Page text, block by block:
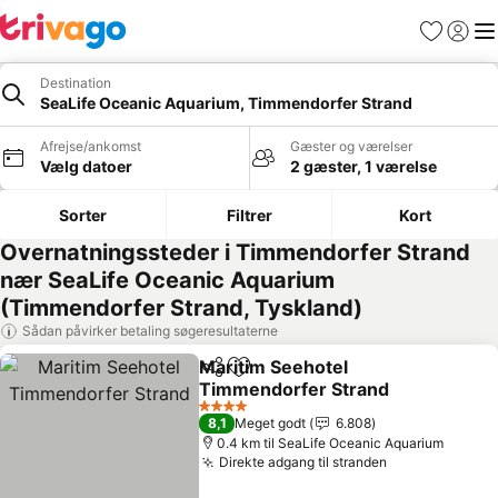
Favoritter
Log ind
Destination
SeaLife Oceanic Aquarium, Timmendorfer Strand
Afrejse/ankomst
Vælg datoer
Gæster og værelser
2 gæster, 1 værelse
Sorter Filtrer Kort
Overnatningssteder i Timmendorfer Strand
nær SeaLife Oceanic Aquarium
(Timmendorfer Strand, Tyskland)
Sådan påvirker betaling søgeresultaterne
Del Føj til favoritter
Maritim Seehotel
Timmendorfer Strand
Se priser
4 Stjerner
8,1 Meget godt
6.808
0.4 km til SeaLife Oceanic Aquarium
Direkte adgang til stranden